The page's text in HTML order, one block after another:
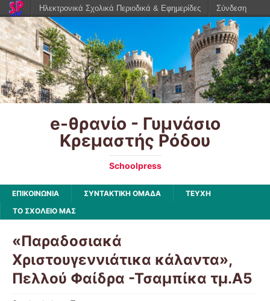
e-θρανίο - Γυμνάσιο
Κρεμαστής Ρόδου
Schoolpress
ΕΠΙΚΟΙΝΩΝΙΑ ΣΥΝΤΑΚΤΙΚΗ ΟΜΑΔΑ
ΤΕΥΧΗ
ΤΟ ΣΧΟΛΕΙΟ ΜΑΣ
«Παραδοσιακά
Χριστουγεννιάτικα κάλαντα»,
Πελλού Φαίδρα -Τσαμπίκα τμ.Α5
Ηλεκτρονικά Σχολικά Περιοδικά & Εφημερίδες Σύνδεση